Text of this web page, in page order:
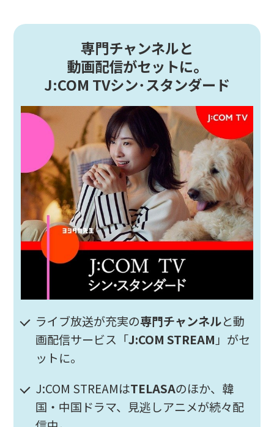
専門チャンネルと
動画配信がセットに。
J:COM TVシン･スタンダード
ライブ放送が充実の専門チャンネルと動
画配信サービス「J:COM STREAM」がセ
ットに。
J:COM STREAMはTELASAのほか、韓
国・中国ドラマ、見逃しアニメが続々配